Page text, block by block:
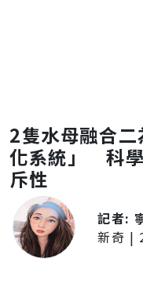
2隻水母融合
化系統」 科
斥性
記者:
新奇 |